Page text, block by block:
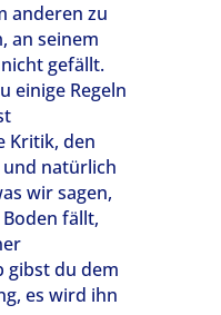
anderen zu
an seinem
gefällt.
einige Regeln
Kritik, den
natürlich
wir sagen,
fällt,
gibst du dem
es wird ihn